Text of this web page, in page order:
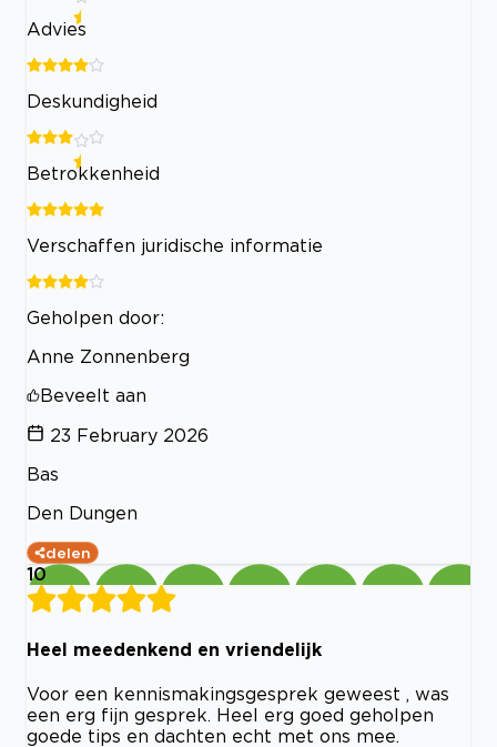
Advies
Deskundigheid
Betrokkenheid
Verschaffen juridische informatie
Geholpen door:
Anne Zonnenberg
Beveelt aan
23 February 2026
Bas
Den Dungen
delen
10
Heel meedenkend en vriendelijk
Voor een kennismakingsgesprek geweest , was
een erg fijn gesprek. Heel erg goed geholpen
goede tips en dachten echt met ons mee.